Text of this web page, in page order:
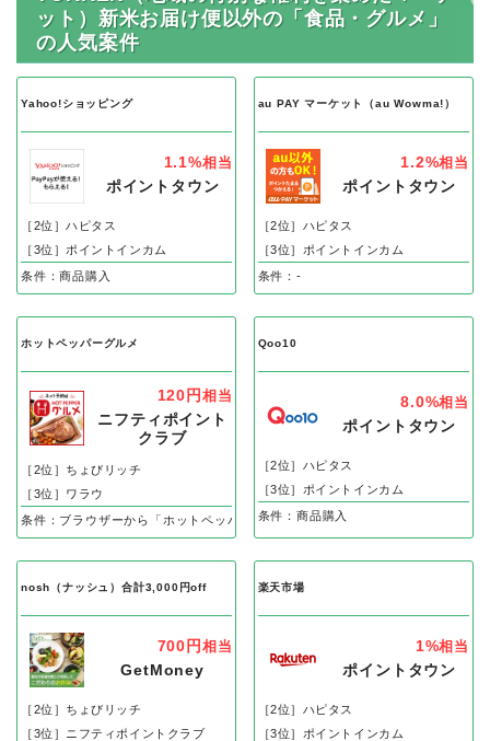
ット）新米お届け便以外の「食品・グルメ」
の人気案件
Yahoo!ショッピング
1.1%相当
ポイントタウン
［2位］ハピタス
［3位］ポイントインカム
条件：商品購入
au PAY マーケット（au Wowma!）
1.2%相当
ポイントタウン
［2位］ハピタス
［3位］ポイントインカム
条件：-
ホットペッパーグルメ
120円 相当
ニフティポイント
クラブ
［2位］ちょびリッチ
［3位］ワラウ
条件：ブラウザーから「ホットペッパーグルメ」でリクエスト予約、即予約後の
Qoo10
8.0%相当
ポイントタウン
［2位］ハピタス
［3位］ポイントインカム
条件：商品購入
nosh（ナッシュ）合計3,000円off
700円 相当
GetMoney
［2位］ちょびリッチ
［3位］ニフティポイントクラブ
楽天市場
1%相当
ポイントタウン
［2位］ハピタス
［3位］ポイントインカム